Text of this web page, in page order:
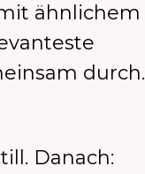
ähnlichem
durch.
Danach: